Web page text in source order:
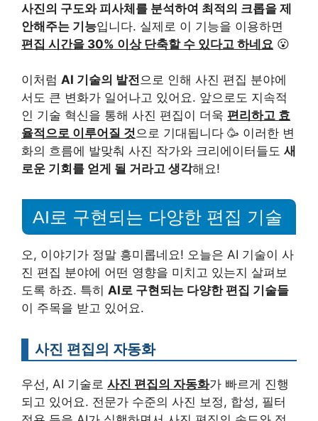
사진의 구도와 피사체를 분석하여 최적의 크롭을 제
안해주는 기능입니다. 실제로 이 기능을 이용하면
편집 시간을 30% 이상 단축할 수 있다고 하네요 😮
이처럼 AI 기술의 발전으로 인해 사진 편집 분야에
서도 큰 변화가 일어나고 있어요. 앞으로도 지속적
인 기술 혁신을 통해 사진 편집이 더욱 편리하고 효
율적으로 이루어질 것으로 기대됩니다 🥳 이러한 변
화의 흐름에 발맞춰 사진 작가와 크리에이터들도 새
로운 기회를 얻게 될 거라고 생각해요!
AI로 구현되는 다양한 편집 기술
오, 이야기가 정말 흥미롭네요! 오늘은 AI 기술이 사
진 편집 분야에 어떤 영향을 미치고 있는지 살펴보
도록 하죠. 특히 AI로 구현되는 다양한 편집 기술들
이 주목을 받고 있어요.
사진 편집의 자동화
우선, AI 기술로 사진 편집의 자동화가 빠르게 진행
되고 있어요. 전문가 수준의 사진 보정, 합성, 필터